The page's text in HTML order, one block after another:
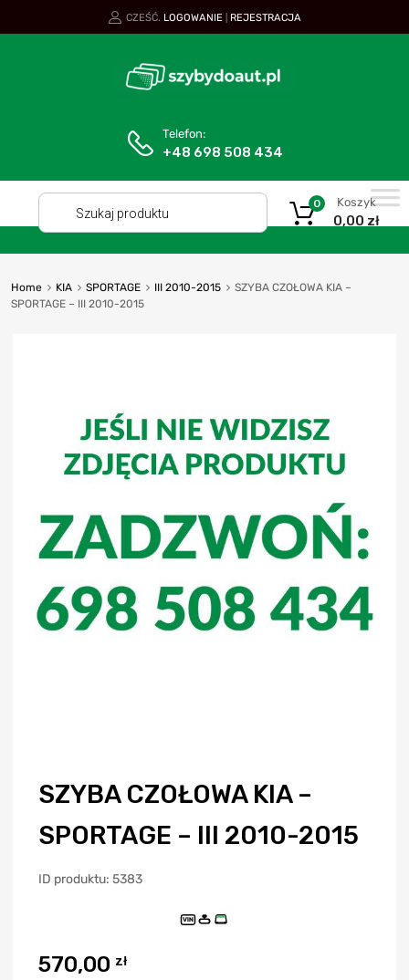
CZEŚĆ. LOGOWANIE REJESTRACJA
Telefon:
+48 698 508 434
Koszyk
0,00 zł
0
Home KIA SPORTAGE III 2010-2015
SZYBA CZOŁOWA KIA –
SPORTAGE – III 2010-2015
SZYBA CZOŁOWA KIA –
SPORTAGE – III 2010-2015
ID produktu: 5383
VIN
570,00 zł